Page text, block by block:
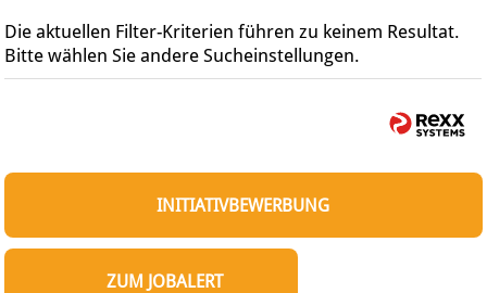
Die aktuellen Filter-Kriterien führen zu keinem Resultat.
Bitte wählen Sie andere Sucheinstellungen.
INITIATIVBEWERBUNG
ZUM JOBALERT